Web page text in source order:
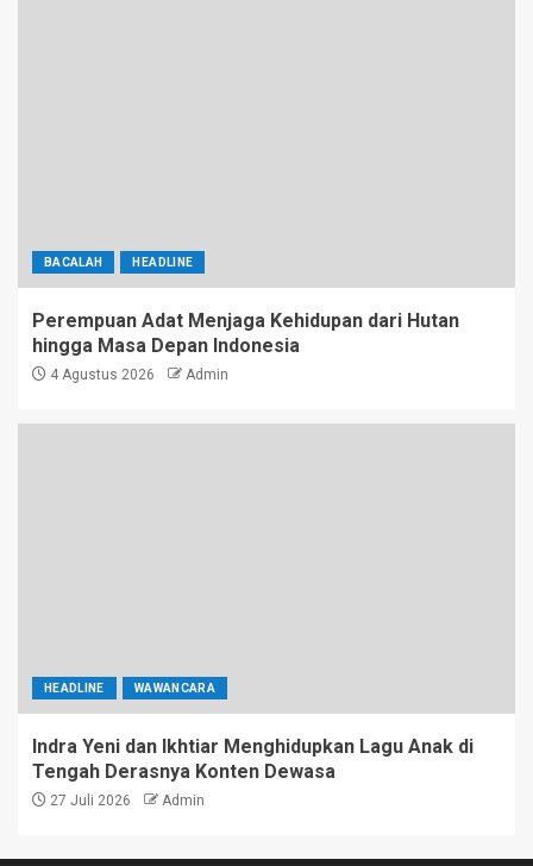
BACALAH HEADLINE
Perempuan Adat Menjaga Kehidupan dari Hutan
hingga Masa Depan Indonesia
4 Agustus 2026 Admin
HEADLINE WAWANCARA
Indra Yeni dan Ikhtiar Menghidupkan Lagu Anak di
Tengah Derasnya Konten Dewasa
27 Juli 2026 Admin